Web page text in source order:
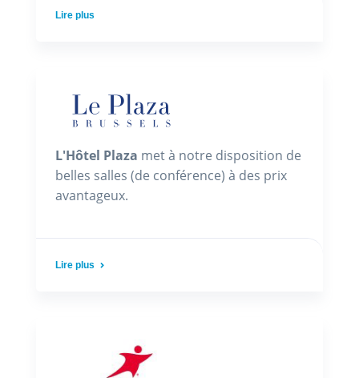
Lire plus
L'Hôtel Plaza met à notre disposition de
belles salles (de conférence) à des prix
avantageux.
Lire plus